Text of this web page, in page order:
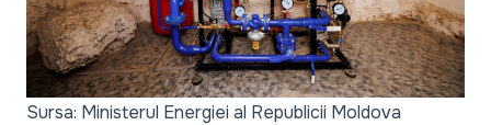
Sursa: Ministerul Energiei al Republicii Moldova